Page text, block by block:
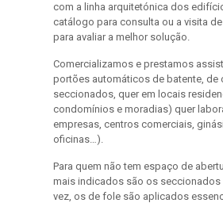
com a linha arquitetónica dos
catálogo para consulta ou a visita
para avaliar a melhor solução.
Comercializamos e prestamos
portões automáticos de batente, de
seccionados, quer em locais
condomínios e moradias) quer
empresas, centros comerciais,
oficinas…).
Para quem não tem espaço de
mais indicados são os seccionados
vez, os de fole são aplicados